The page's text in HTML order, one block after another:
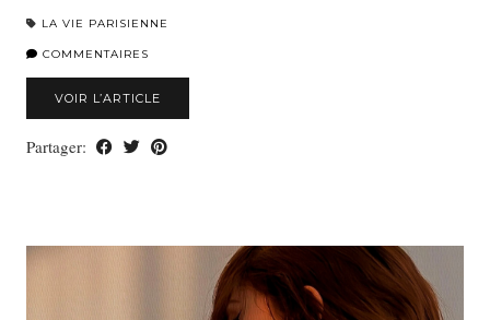
LA VIE PARISIENNE
COMMENTAIRES
VOIR L’ARTICLE
Partager: